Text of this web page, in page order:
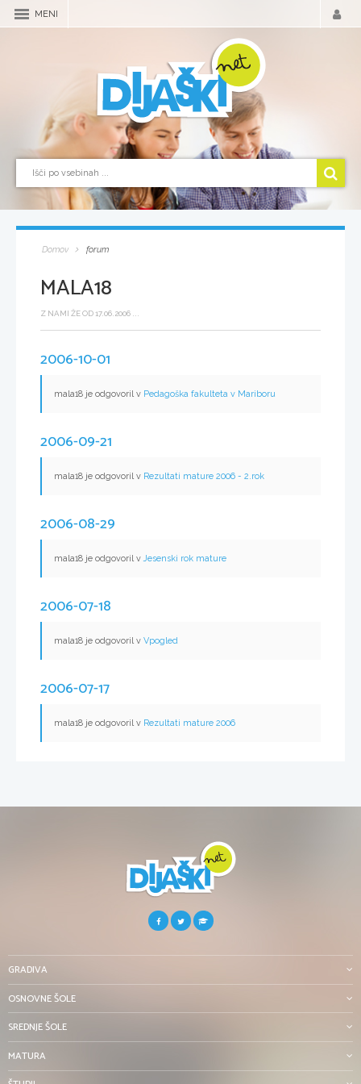
MENI
Domov forum
MALA18
Z NAMI ŽE OD 17.06.2006 ...
2006-10-01
mala18 je odgovoril v Pedagoška fakulteta v Mariboru
2006-09-21
mala18 je odgovoril v Rezultati mature 2006 - 2.rok
2006-08-29
mala18 je odgovoril vJesenski rok mature
2006-07-18
mala18 je odgovoril v Vpogled
2006-07-17
mala18 je odgovoril v Rezultati mature 2006
GRADIVA
OSNOVNE ŠOLE
SREDNJE ŠOLE
MATURA